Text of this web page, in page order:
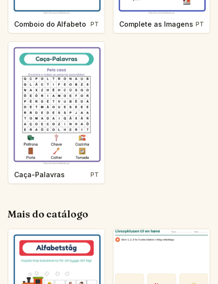
Comboio do Alfabeto PT Complete as Imagens PT
Caça-Palavras PT
Mais do catálogo